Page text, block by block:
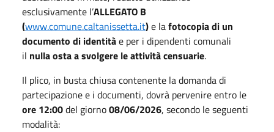
esclusivamente l’ALLEGATO B
(www.comune.caltanissetta.it)e lafotocopia di un
documento di identitàe per i dipendenti comunali
il nulla osta a svolgere le attività censuarie.
Il plico, in busta chiusa contenente la domanda di
partecipazione e i documenti, dovrà pervenire entro le
ore 12:00del giorno08/06/2026, secondo le seguenti
modalità: